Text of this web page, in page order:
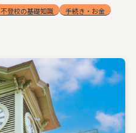
不登校の基礎知識
手続き・お金